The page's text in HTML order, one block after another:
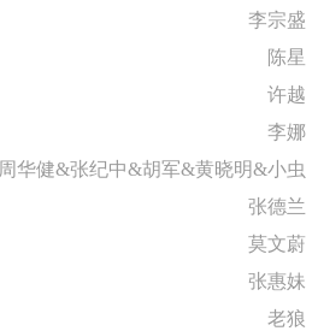
李宗盛
陈星
许越
李娜
周华健&张纪中&胡军&黄晓明&小虫
张德兰
莫文蔚
张惠妹
老狼